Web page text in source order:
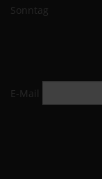
Sonntag
E-Mail